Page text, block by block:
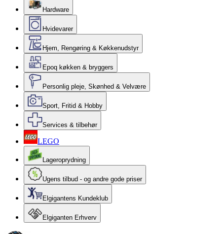
Hardware
Hvidevarer
Hjem, Rengøring & Køkkenudstyr
Epoq køkken & bryggers
Personlig pleje, Skønhed & Velvære
Sport, Fritid & Hobby
Services & tilbehør
LEGO
Lageroprydning
Ugens tilbud - og andre gode priser
Elgigantens Kundeklub
Elgiganten Erhverv